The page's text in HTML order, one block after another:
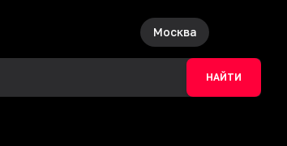
Москва
НАЙТИ